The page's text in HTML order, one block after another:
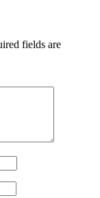
fields are